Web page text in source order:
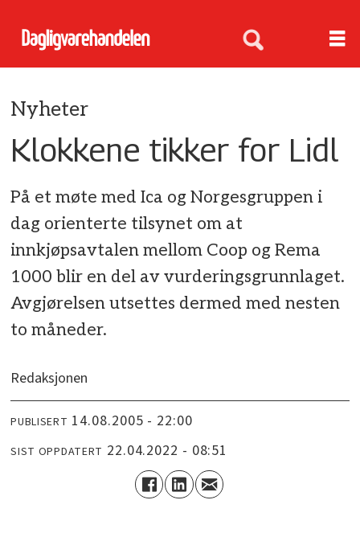
Nyheter
Klokkene tikker for Lidl
På et møte med Ica og Norgesgruppen i
dag orienterte tilsynet om at
innkjøpsavtalen mellom Coop og Rema
1000 blir en del av vurderingsgrunnlaget.
Avgjørelsen utsettes dermed med nesten
to måneder.
Redaksjonen
PUBLISERT 14.08.2005 - 22:00
SIST OPPDATERT 22.04.2022 - 08:51